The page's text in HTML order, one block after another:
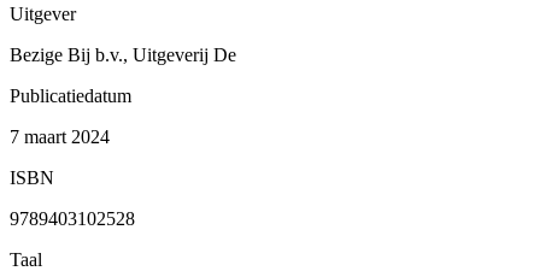
Uitgever
Bezige Bij b.v., Uitgeverij De
Publicatiedatum
7 maart 2024
ISBN
9789403102528
Taal